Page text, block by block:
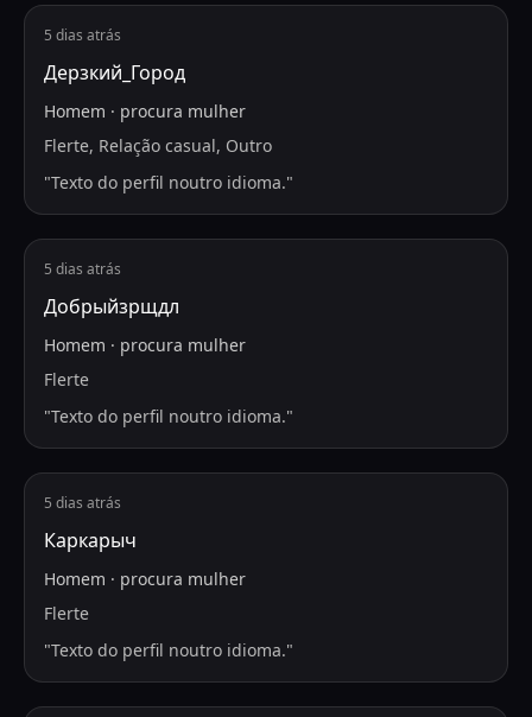
5 dias atrás
Дерзкий_Город
Homem · procura mulher
Flerte, Relação casual, Outro
"Texto do perfil noutro idioma."
5 dias atrás
Добрыйзрщдл
Homem · procura mulher
Flerte
"Texto do perfil noutro idioma."
5 dias atrás
Каркарыч
Homem · procura mulher
Flerte
"Texto do perfil noutro idioma."